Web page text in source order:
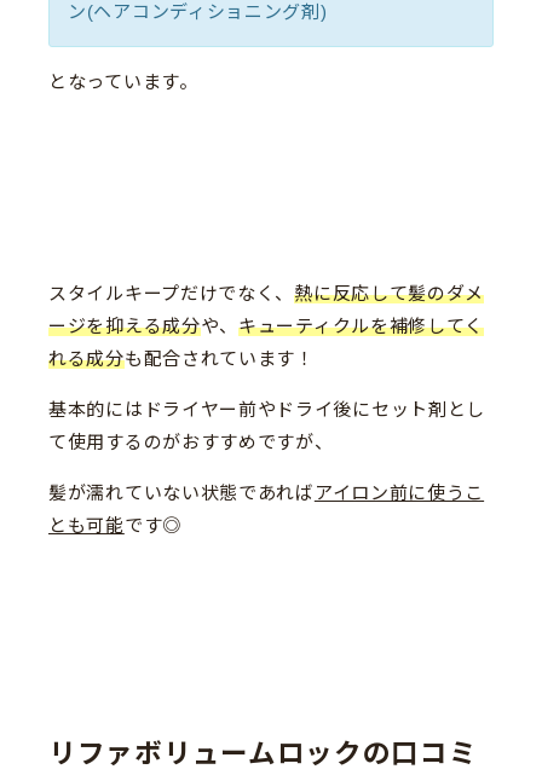
ン(ヘアコンディショニング剤)
となっています。
スタイルキープだけでなく、熱に反応して髪のダメ
ージを抑える成分や、キューティクルを補修してく
れる成分も配合されています！
基本的にはドライヤー前やドライ後にセット剤とし
て使用するのがおすすめですが、
髪が濡れていない状態であれば アイロン前に使うこ
とも可能です◎
リファボリュームロックの口コミ